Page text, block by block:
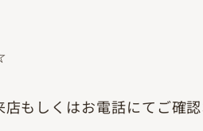
もしくはお電話にてご確認